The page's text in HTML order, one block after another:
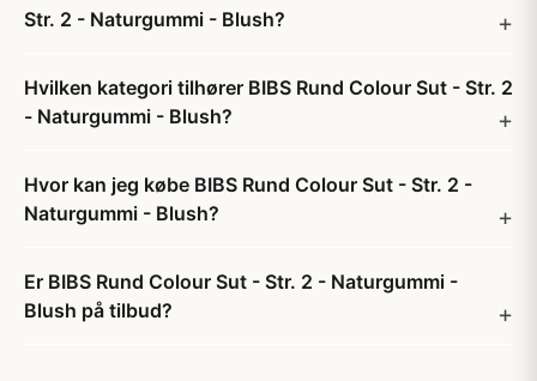
Str. 2 - Naturgummi - Blush?
Hvilken kategori tilhører BIBS Rund Colour Sut - Str. 2
- Naturgummi - Blush?
Hvor kan jeg købe BIBS Rund Colour Sut - Str. 2 -
Naturgummi - Blush?
Er BIBS Rund Colour Sut - Str. 2 - Naturgummi -
Blush på tilbud?